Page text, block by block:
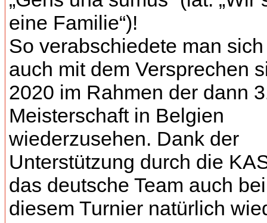
eine Familie“)!
So verabschiedete man
auch mit dem Versprechen
2020 im Rahmen der dann
Meisterschaft in Belgien
wiederzusehen. Dank der
Unterstützung durch die
das deutsche Team auch bei
diesem Turnier natürlich